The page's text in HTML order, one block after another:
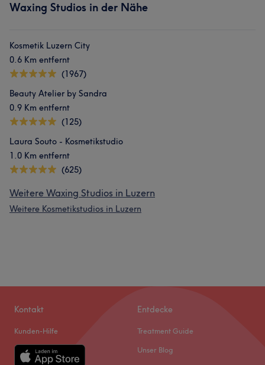
Waxing Studios in der Nähe
Kosmetik Luzern City
0.6 Km entfernt
(1967)
Beauty Atelier by Sandra
0.9 Km entfernt
(125)
Laura Souto - Kosmetikstudio
1.0 Km entfernt
(625)
Weitere Waxing Studios in Luzern
Weitere Kosmetikstudios in Luzern
Kontakt
Kunden-Hilfe
Entdecke
Treatment Guide
Unser Blog